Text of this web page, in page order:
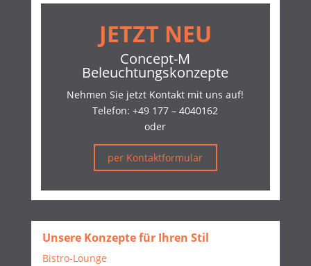
JETZT NEU
Concept-M
Beleuchtungskonzepte
Nehmen Sie jetzt Kontakt mit uns auf!
Telefon:+49 177 – 4040162
oder
per Kontaktformular
Unsere Konzepte für Ihren Stil
Bistro-Lounge